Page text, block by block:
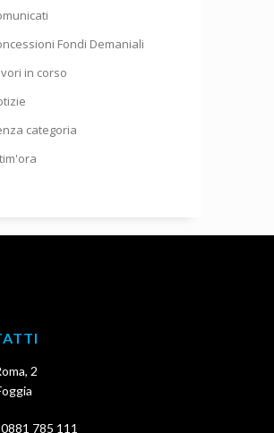
Fondi Demaniali
in corso
categoria
2
785 111